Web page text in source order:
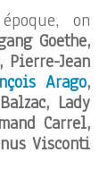
on
Goethe,
Jean
Arago,
Lady
Carrel,
Visconti